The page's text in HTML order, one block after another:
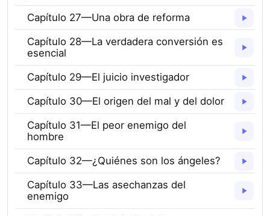
Capítulo 27—Una obra de reforma
Capítulo 28—La verdadera conversión es
esencial
Capítulo 29—El juicio investigador
Capítulo 30—El origen del mal y del dolor
Capítulo 31—El peor enemigo del
hombre
Capítulo 32—¿Quiénes son los ángeles?
Capítulo 33—Las asechanzas del
enemigo